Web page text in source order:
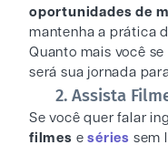
oportunidades de
mantenha a prática
Quanto mais você
será sua jornada
2. Assista
Se você quer falar
filmes eséries sem